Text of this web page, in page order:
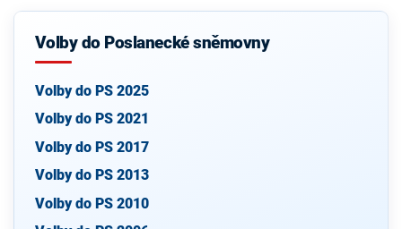
Volby do Poslanecké sněmovny
Volby do PS 2025
Volby do PS 2021
Volby do PS 2017
Volby do PS 2013
Volby do PS 2010